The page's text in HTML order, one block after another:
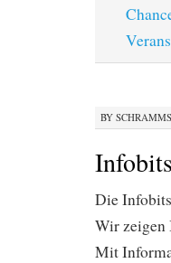
BY
Die
Wir zeigen
Mit